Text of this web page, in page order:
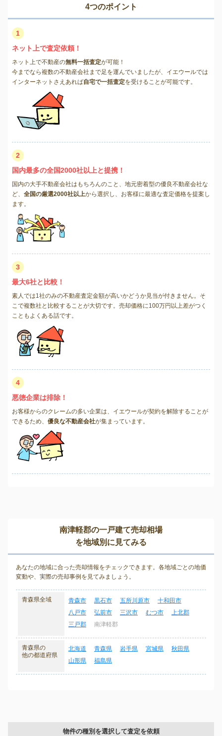
4つのポイント
1
ネット上で査定依頼！
ネット上で不動産の無料一括査定が可能！
今までなら複数の不動産会社まで足を運んでいましたが、イエウールでは
インターネットさえあれば自宅で一括査定を受けることが可能です。
2
国内最多の全国2000社以上と提携！
国内の大手不動産会社はもちろんのこと、地元密着型の優良不動産会社な
ど、 全国の厳選2000社以上から選択し、お客様に最適な査定価格を提案し
ます。
3
最大6社と比較！
素人では1社のみの不動産査定金額が高いかどうか見当が付きません。そ
こで複数社と比較することが大切です。売却価格に100万円以上差がつく
こともよくある話です。
4
悪徳企業は排除！
お客様からのクレームの多い企業は、イエウールが契約を解除することが
できるため、 優良な不動産会社が集まっています。
南津軽郡の一戸建て売却相場
を地域別に見てみる
あなたの地域に合った売却情報をチェックできます。各地域ごとの地価
変動や、実際の売却事例を見てみましょう。
青森県全域 青森市 黒石市 五所川原市
十和田市
八戸市
弘前市 三沢市 むつ市
上北郡
三戸郡
南津軽郡
青森県の
他の都道府県
北海道 青森県 岩手県 宮城県
秋田県
山形県
福島県
物件の種別を選択して査定を依頼